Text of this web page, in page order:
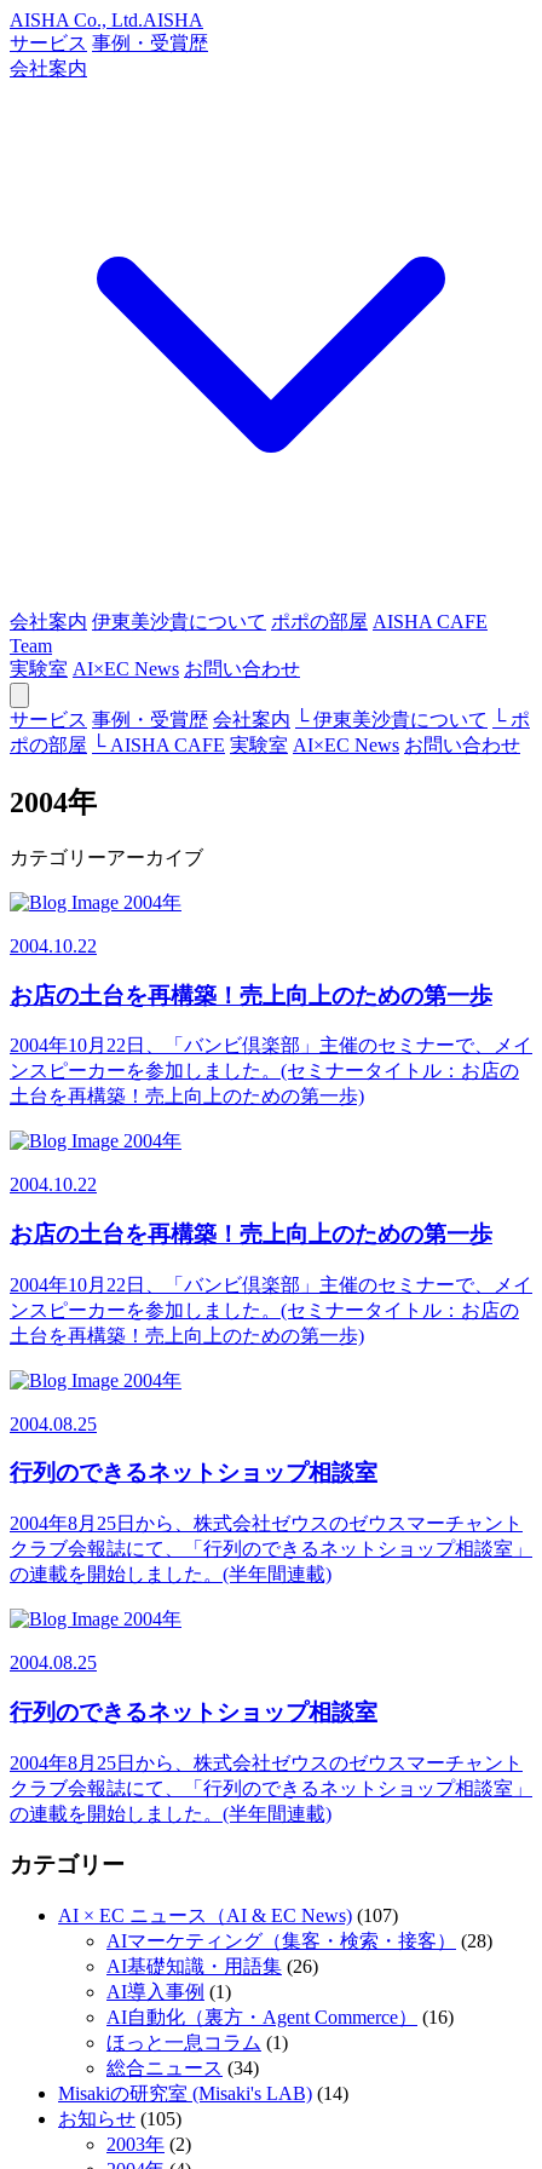
AISHA Co., Ltd.AISHA
サービス 事例・受賞歴
会社案内
会社案内 伊東美沙貴について ポポの部屋 AISHA CAFE
Team
実験室 AI×EC News お問い合わせ
サービス 事例・受賞歴 会社案内 └ 伊東美沙貴について
└ ポ
ポの部屋 └ AISHA CAFE 実験室 AI×EC News お問い合わせ
2004年
カテゴリーアーカイブ
2004年
2004.10.22
お店の土台を再構築！売上向上のための第一歩
2004年10月22日、「バンビ倶楽部」主催のセミナーで、メイ
ンスピーカーを参加しました。(セミナータイトル：お店の
土台を再構築！売上向上のための第一歩)
2004年
2004.10.22
お店の土台を再構築！売上向上のための第一歩
2004年10月22日、「バンビ倶楽部」主催のセミナーで、メイ
ンスピーカーを参加しました。(セミナータイトル：お店の
土台を再構築！売上向上のための第一歩)
2004年
2004.08.25
行列のできるネットショップ相談室
2004年8月25日から、株式会社ゼウスのゼウスマーチャント
クラブ会報誌にて、「行列のできるネットショップ相談室」
の連載を開始しました。(半年間連載)
2004年
2004.08.25
行列のできるネットショップ相談室
2004年8月25日から、株式会社ゼウスのゼウスマーチャント
クラブ会報誌にて、「行列のできるネットショップ相談室」
の連載を開始しました。(半年間連載)
カテゴリー
AI × EC ニュース（AI & EC News) (107)
AIマーケティング（集客・検索・接客）
(28)
AI基礎知識・用語集 (26)
AI導入事例 (1)
AI自動化（裏方・Agent Commerce）
(16)
ほっと一息コラム (1)
総合ニュース (34)
Misakiの研究室 (Misaki's LAB) (14)
お知らせ (105)
2003年 (2)